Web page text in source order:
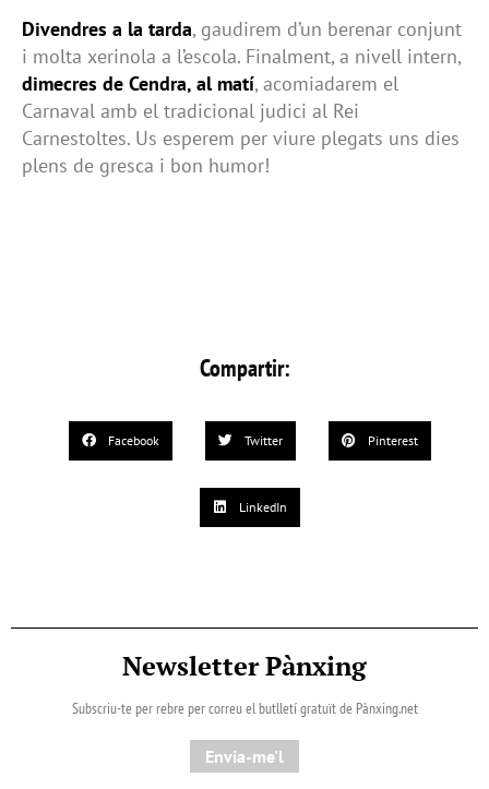
Divendres a la tarda, gaudirem d’un berenar conjunt
i molta xerinola a l’escola. Finalment, a nivell intern,
dimecres de Cendra, al matí, acomiadarem el
Carnaval amb el tradicional judici al Rei
Carnestoltes. Us esperem per viure plegats uns dies
plens de gresca i bon humor!
Compartir:
Facebook Twitter Pinterest
LinkedIn
Newsletter Pànxing
Subscriu-te per rebre per correu el butlletí gratuït de Pànxing.net​
Envia-me'l